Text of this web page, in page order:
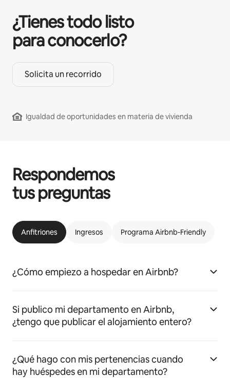
¿Tienes todo listo
para conocerlo?
Solicita un recorrido
Igualdad de oportunidades en materia de vivienda
Respondemos
tus preguntas
Anfitriones Ingresos Programa Airbnb-Friendly
¿Cómo empiezo a hospedar en Airbnb?
Si publico mi departamento en Airbnb,
¿tengo que publicar el alojamiento entero?
¿Qué hago con mis pertenencias cuando
hay huéspedes en mi departamento?